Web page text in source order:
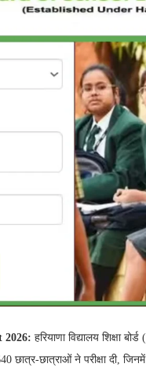
2026: हरियाणा विद्यालय शिक्षा
छात्र-छात्राओं ने परीक्षा दी,